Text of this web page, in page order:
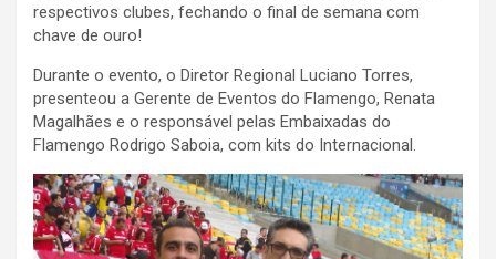
respectivos clubes, fechando o final de semana com
chave de ouro!
Durante o evento, o Diretor Regional Luciano Torres,
presenteou a Gerente de Eventos do Flamengo, Renata
Magalhães e o responsável pelas Embaixadas do
Flamengo Rodrigo Saboia, com kits do Internacional.